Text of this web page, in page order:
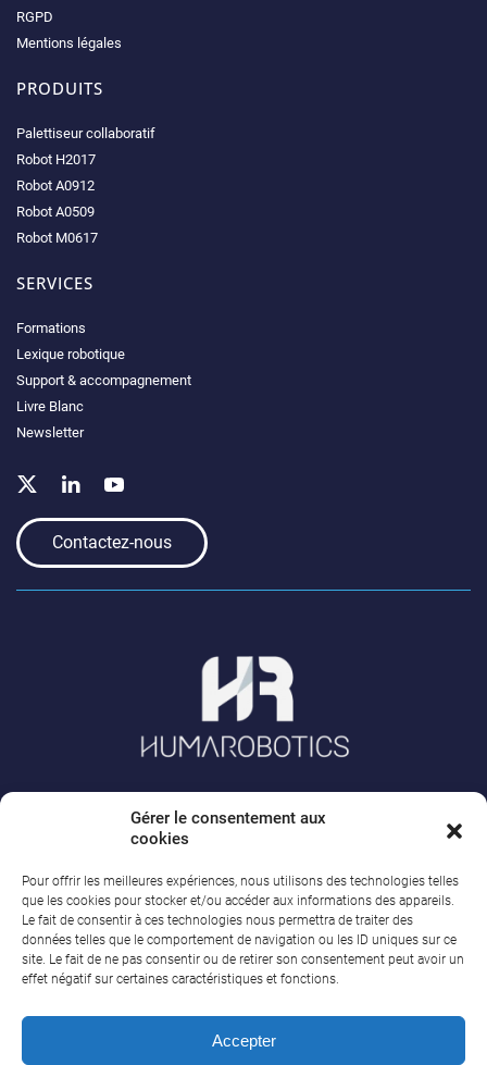
Gérer le consentement aux
cookies
Pour offrir les meilleures expériences, nous utilisons des technologies telles
que les cookies pour stocker et/ou accéder aux informations des appareils.
Le fait de consentir à ces technologies nous permettra de traiter des
données telles que le comportement de navigation ou les ID uniques sur ce
site. Le fait de ne pas consentir ou de retirer son consentement peut avoir un
effet négatif sur certaines caractéristiques et fonctions.
Accepter
RGPD
Mentions légales
PRODUITS
Palettiseur collaboratif
Robot H2017
Robot A0912
Robot A0509
Robot M0617
SERVICES
Formations
Lexique robotique
Support & accompagnement
Livre Blanc
Newsletter
Contactez-nous
A PROPOS DE HUMAROBOTICS
HumaRobotics est le distributeur exclusif des robots collaboratifs Doosan
Robotics en France. Nous accompagnons les industriels dans leur projet
d’automatisation et de robotique collaborative.En savoir +
SIÈGE SOCIAL
HumaRobotics